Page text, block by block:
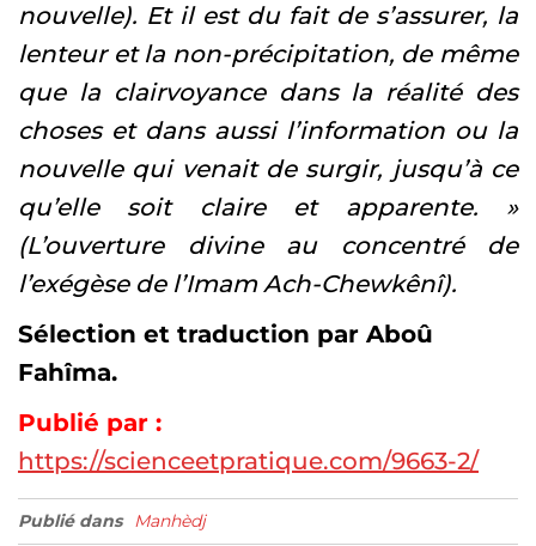
nouvelle). Et il est du fait de s’assurer, la
lenteur et la non-précipitation, de même
que la clairvoyance dans la réalité des
choses et dans aussi l’information ou la
nouvelle qui venait de surgir, jusqu’à ce
qu’elle soit claire et apparente. »
(L’ouverture divine au concentré de
l’exégèse de l’Imam Ach-Chewkênî).
Sélection et traduction par Aboû
Fahîma.
Publié par :
https://scienceetpratique.com/9663-2/
Publié dans Manhèdj